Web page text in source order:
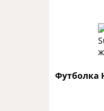
Футболка